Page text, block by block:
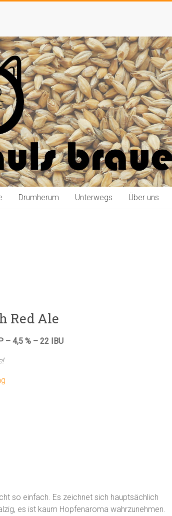
Drumherum Unterwegs Über uns
Red Ale
– 4,5 % – 22 IBU
so einfach. Es zeichnet sich hauptsächlich
es ist kaum Hopfenaroma wahrzunehmen.